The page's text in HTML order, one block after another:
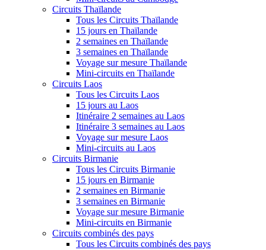
Circuits Thaïlande
Tous les Circuits Thaïlande
15 jours en Thaïlande
2 semaines en Thaïlande
3 semaines en Thaïlande
Voyage sur mesure Thaïlande
Mini-circuits en Thaïlande
Circuits Laos
Tous les Circuits Laos
15 jours au Laos
Itinéraire 2 semaines au Laos
Itinéraire 3 semaines au Laos
Voyage sur mesure Laos
Mini-circuits au Laos
Circuits Birmanie
Tous les Circuits Birmanie
15 jours en Birmanie
2 semaines en Birmanie
3 semaines en Birmanie
Voyage sur mesure Birmanie
Mini-circuits en Birmanie
Circuits combinés des pays
Tous les Circuits combinés des pays